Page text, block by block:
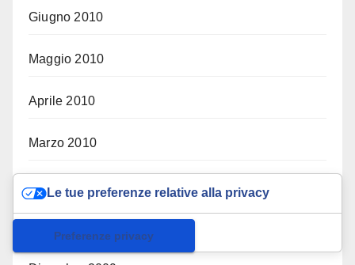
Giugno 2010
Maggio 2010
Aprile 2010
Marzo 2010
Febbraio 2010
Le tue preferenze relative alla privacy
Informativa sulla raccolta